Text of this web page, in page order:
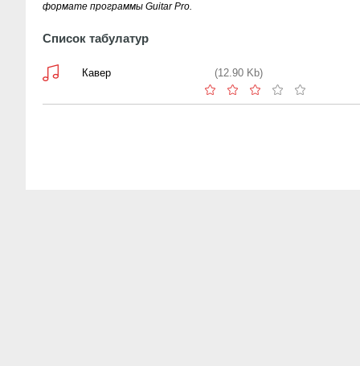
формате программы Guitar Pro.
Список табулатур
Кавер (12.90 Kb)